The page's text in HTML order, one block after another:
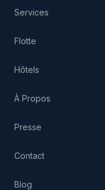
Services
Flotte
Hôtels
À Propos
Presse
Contact
Blog